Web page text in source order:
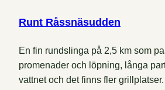
Runt Råssnäsudden
En fin rundslinga på 2,5 km som
promenader och löpning, långa
vattnet och det finns fler grillplatser.